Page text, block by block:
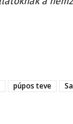
púpos teve